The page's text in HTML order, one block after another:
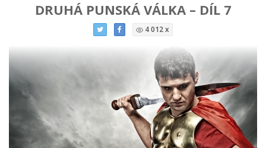
DRUHÁ PUNSKÁ VÁLKA – DÍL 7
4 012 x